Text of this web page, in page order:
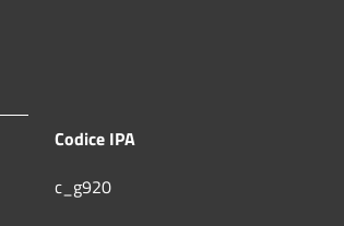
Codice IPA
c_g920